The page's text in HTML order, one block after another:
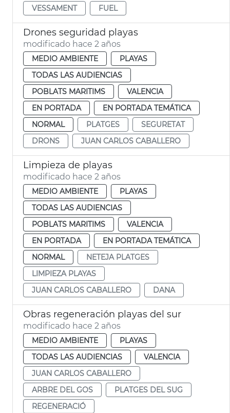
VESSAMENT
FUEL
Drones seguridad playas
modificado hace 2 años
MEDIO AMBIENTE
PLAYAS
TODAS LAS AUDIENCIAS
POBLATS MARITIMS
VALENCIA
EN PORTADA
EN PORTADA TEMÁTICA
NORMAL
PLATGES
SEGURETAT
DRONS
JUAN CARLOS CABALLERO
Limpieza de playas
modificado hace 2 años
MEDIO AMBIENTE
PLAYAS
TODAS LAS AUDIENCIAS
POBLATS MARITIMS
VALENCIA
EN PORTADA
EN PORTADA TEMÁTICA
NORMAL
NETEJA PLATGES
LIMPIEZA PLAYAS
JUAN CARLOS CABALLERO
DANA
Obras regeneración playas del sur
modificado hace 2 años
MEDIO AMBIENTE
PLAYAS
TODAS LAS AUDIENCIAS
VALENCIA
JUAN CARLOS CABALLERO
ARBRE DEL GOS
PLATGES DEL SUG
REGENERACIÓ